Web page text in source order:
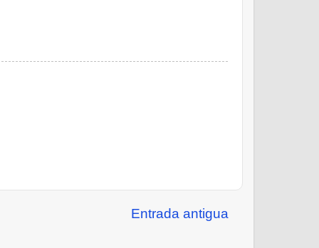
Entrada antigua